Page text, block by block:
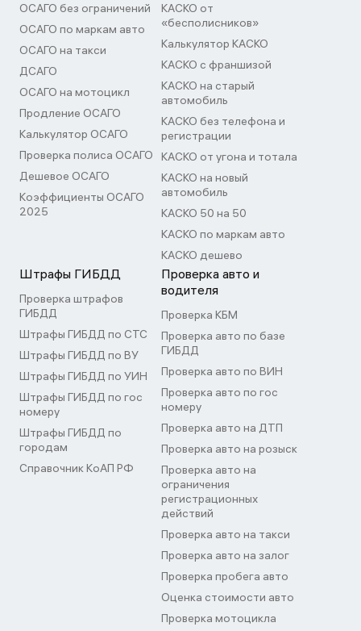
ОСАГО без ограничений
ОСАГО по маркам авто
ОСАГО на такси
ДСАГО
ОСАГО на мотоцикл
Продление ОСАГО
Калькулятор ОСАГО
Проверка полиса ОСАГО
Дешевое ОСАГО
Коэффициенты ОСАГО
2025
КАСКО от
«бесполисников»
Калькулятор КАСКО
КАСКО с франшизой
КАСКО на старый
автомобиль
КАСКО без телефона и
регистрации
КАСКО от угона и тотала
КАСКО на новый
автомобиль
КАСКО 50 на 50
КАСКО по маркам авто
КАСКО дешево
Штрафы ГИБДД
Проверка штрафов
ГИБДД
Штрафы ГИБДД по СТС
Штрафы ГИБДД по ВУ
Штрафы ГИБДД по УИН
Штрафы ГИБДД по гос
номеру
Штрафы ГИБДД по
городам
Справочник КоАП РФ
Проверка авто и
водителя
Проверка КБМ
Проверка авто по базе
ГИБДД
Проверка авто по ВИН
Проверка авто по гос
номеру
Проверка авто на ДТП
Проверка авто на розыск
Проверка авто на
ограничения
регистрационных
действий
Проверка авто на такси
Проверка авто на залог
Проверка пробега авто
Оценка стоимости авто
Проверка мотоцикла